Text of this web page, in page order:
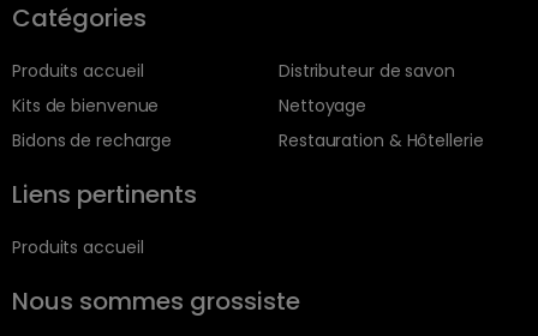
Catégories
Produits accueil
Kits de bienvenue
Bidons de recharge
Distributeur de savon
Nettoyage
Restauration & Hôtellerie
Liens pertinents
Produits accueil
Nous sommes grossiste